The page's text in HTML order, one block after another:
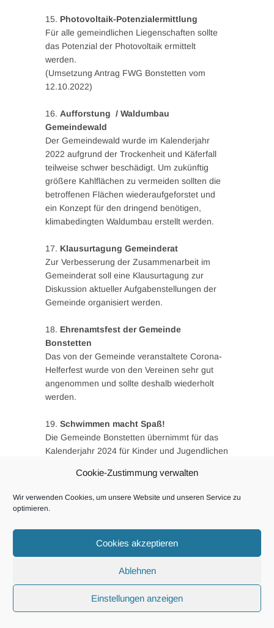
Cookie-Zustimmung verwalten
Wir verwenden Cookies, um unsere Website und unseren Service zu
optimieren.
Cookies akzeptieren
Ablehnen
Einstellungen anzeigen
15. Photovoltaik-Potenzialermittlung
Für alle gemeindlichen Liegenschaften sollte
das Potenzial der Photovoltaik ermittelt
werden.
(Umsetzung Antrag FWG Bonstetten vom
12.10.2022)
16. Aufforstung / Waldumbau
Gemeindewald
Der Gemeindewald wurde im Kalenderjahr
2022 aufgrund der Trockenheit und Käferfall
teilweise schwer beschädigt. Um zukünftig
größere Kahlflächen zu vermeiden sollten die
betroffenen Flächen wiederaufgeforstet und
ein Konzept für den dringend benötigen,
klimabedingten Waldumbau erstellt werden.
17. Klausurtagung Gemeinderat
Zur Verbesserung der Zusammenarbeit im
Gemeinderat soll eine Klausurtagung zur
Diskussion aktueller Aufgabenstellungen der
Gemeinde organisiert werden.
18. Ehrenamtsfest der Gemeinde
Bonstetten
Das von der Gemeinde veranstaltete Corona-
Helferfest wurde von den Vereinen sehr gut
angenommen und sollte deshalb wiederholt
werden.
19. Schwimmen macht Spaß!
Die Gemeinde Bonstetten übernimmt für das
Kalenderjahr 2024 für Kinder und Jugendlichen
Welden.
20.
Das Energiecoaching_Plus richtet sich an
kleine und mittlere Kommunen und unterstützt
sie bei der Umsetzung der Energiewende mit
individueller Beratung durch
einen Energiecoach.
(Quelle:https://www.energieatlas.bayern.de/ko
mmunen/foerderung/energiecoaching)